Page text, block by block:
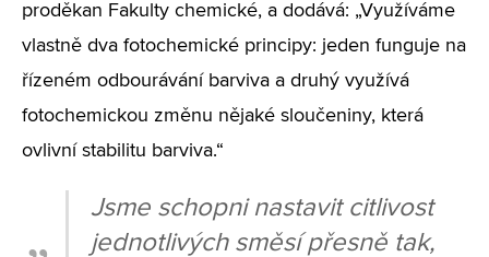
proděkan Fakulty chemické, a dodává: „Využíváme
vlastně dva fotochemické principy: jeden funguje na
řízeném odbourávání barviva a druhý využívá
fotochemickou změnu nějaké sloučeniny, která
ovlivní stabilitu barviva.“
Jsme schopni nastavit citlivost
jednotlivých směsí přesně tak,